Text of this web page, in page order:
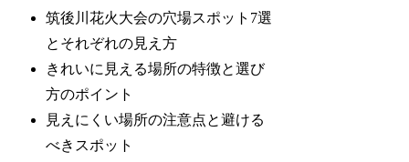
筑後川花火大会の穴場スポット7選
とそれぞれの見え方
きれいに見える場所の特徴と選び
方のポイント
見えにくい場所の注意点と避ける
べきスポット